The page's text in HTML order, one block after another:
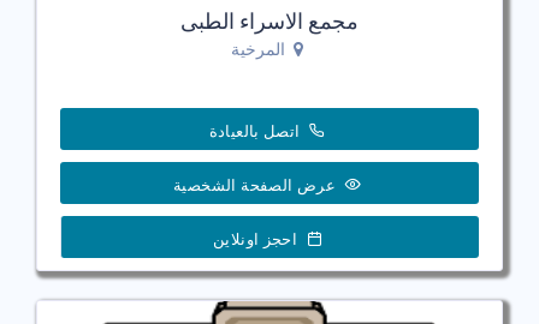
مجمع الاسراء الطبى
المرخية
اتصل بالعيادة
عرض الصفحة الشخصية
احجز اونلاين